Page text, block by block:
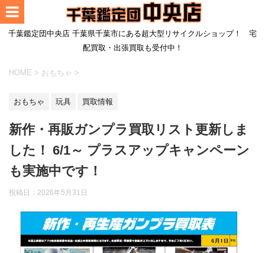
千葉鑑定団中央店 千葉県千葉市にある超大型リサイクルショップ！ 宅
配買取・出張買取も受付中！
HOME > おもちゃ >
おもちゃ 玩具 買取情報
新作・再販ガンプラ買取リスト更新しま
した！ 6/1～ プラスアップキャンペーン
も実施中です！
投稿日： 2026年5月31日